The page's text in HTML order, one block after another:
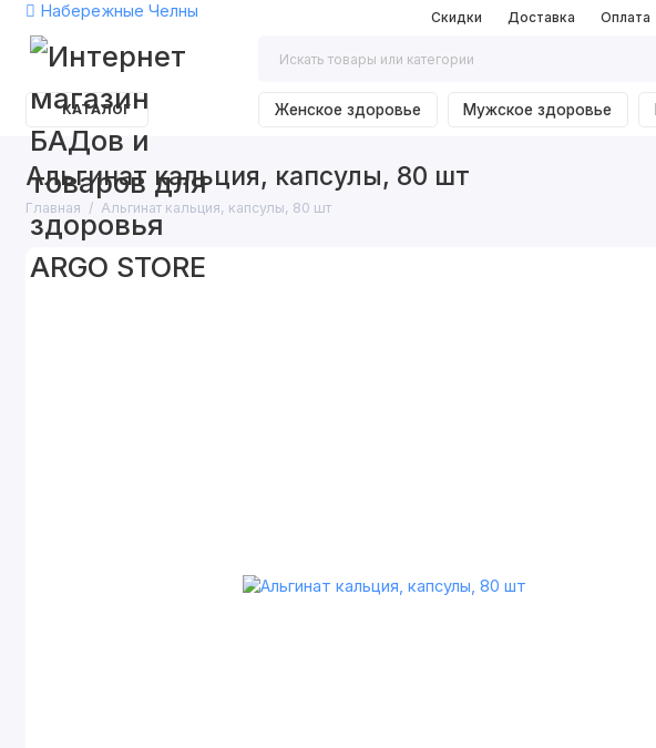
Набережные Челны Скидки Доставка Оплата
КАТАЛОГ Женское здоровье Мужское здоровье
Альгинат кальция, капсулы, 80 шт
Главная Альгинат кальция, капсулы, 80 шт